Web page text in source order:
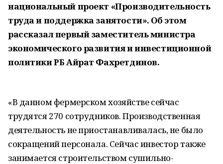
национальный проект «Производительность
труда и поддержка занятости». Об этом
рассказал первый заместитель министра
экономического развития и инвестиционной
политики РБ Айрат Фахретдинов.
«В данном фермерском хозяйстве сейчас
трудятся 270 сотрудников. Производственная
деятельность не приостанавливалась, не было
сокращений персонала. Сейчас инвестор также
занимается строительством сушильно-